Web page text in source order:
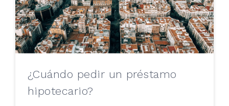
¿Cuándo pedir un préstamo
hipotecario?